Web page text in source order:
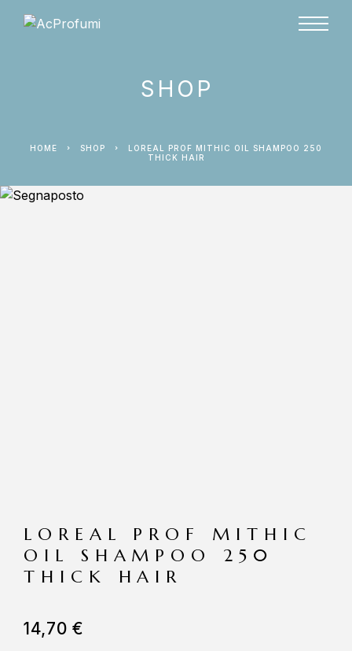
SHOP
HOME SHOP
LOREAL PROF MITHIC OIL SHAMPOO 250
THICK HAIR
LOREAL PROF MITHIC
OIL SHAMPOO 250
THICK HAIR
14,70 €